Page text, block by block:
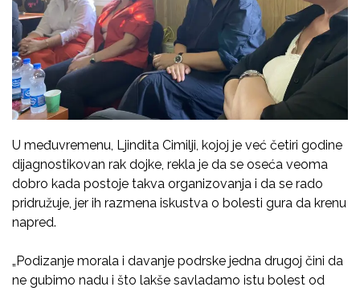
U međuvremenu, Ljindita Cimilji, kojoj je već četiri godine
dijagnostikovan rak dojke, rekla je da se oseća veoma
dobro kada postoje takva organizovanja i da se rado
pridružuje, jer ih razmena iskustva o bolesti gura da krenu
napred.
„Podizanje morala i davanje podrske jedna drugoj čini da
ne gubimo nadu i što lakše savladamo istu bolest od